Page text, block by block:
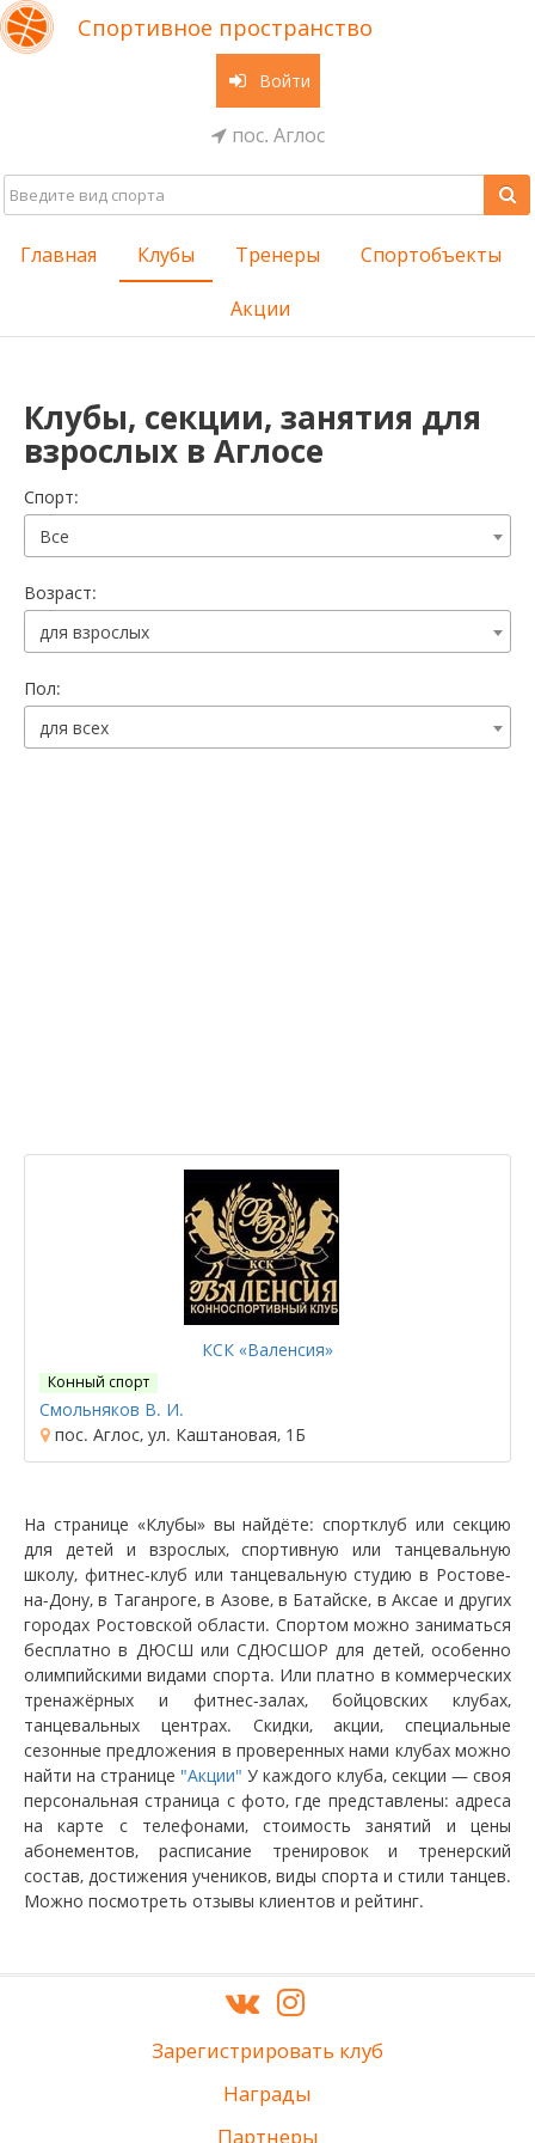
Спортивное пространство
Войти
пос. Аглос
Главная Клубы Тренеры Спортобъекты
Акции
Клубы, секции, занятия для
взрослых в Аглосе
Cпорт:
Все
Возраст:
для взрослых
Пол:
для всех
КСК «Валенсия»
Конный спорт
Смольняков В. И.
пос. Аглос, ул. Каштановая, 1Б
На странице «Клубы» вы найдёте: спортклуб или секцию
для детей и взрослых, спортивную или танцевальную
школу, фитнес-клуб или танцевальную студию в Ростове-
на-Дону, в Таганроге, в Азове, в Батайске, в Аксае и других
городах Ростовской области. Спортом можно заниматься
бесплатно в ДЮСШ или СДЮСШОР для детей, особенно
олимпийскими видами спорта. Или платно в коммерческих
тренажёрных и фитнес-залах, бойцовских клубах,
танцевальных центрах. Скидки, акции, специальные
сезонные предложения в проверенных нами клубах можно
найти на странице "Акции" У каждого клуба, секции — своя
персональная страница с фото, где представлены: адреса
на карте с телефонами, стоимость занятий и цены
абонементов, расписание тренировок и тренерский
состав, достижения учеников, виды спорта и стили танцев.
Можно посмотреть отзывы клиентов и рейтинг.
Зарегистрировать клуб
Награды
Партнеры